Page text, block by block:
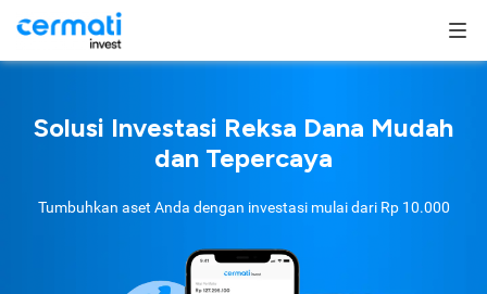
Solusi Investasi Reksa Dana Mudah
dan Tepercaya
Tumbuhkan aset Anda dengan investasi mulai dari Rp 10.000